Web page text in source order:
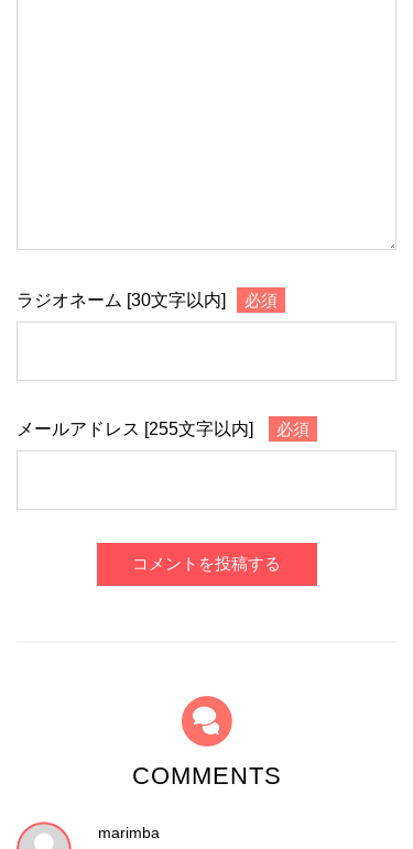
ラジオネーム [30文字以内] 必須
メールアドレス [255文字以内] 必須
コメントを投稿する
COMMENTS
marimba